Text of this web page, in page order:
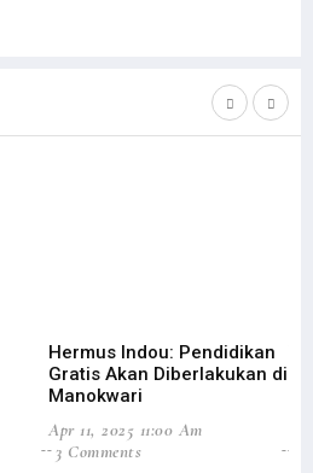
Hermus Indou: Pendidikan
Gratis Akan Diberlakukan di
Manokwari
Apr 11, 2025 11:00 Am
3 Comments